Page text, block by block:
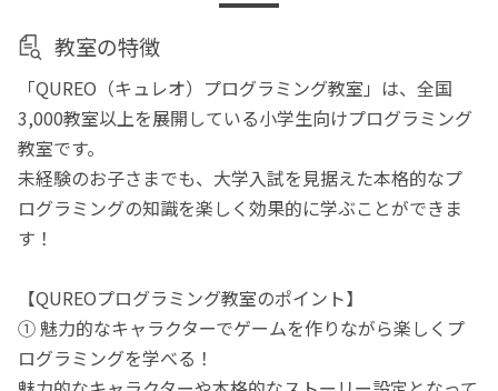
教室の特徴
「QUREO（キュレオ）プログラミング教室」は、全国
3,000教室以上を展開している小学生向けプログラミング
教室です。
未経験のお子さまでも、大学入試を見据えた本格的なプ
ログラミングの知識を楽しく効果的に学ぶことができま
す！
【QUREOプログラミング教室のポイント】
① 魅力的なキャラクターでゲームを作りながら楽しくプ
ログラミングを学べる！